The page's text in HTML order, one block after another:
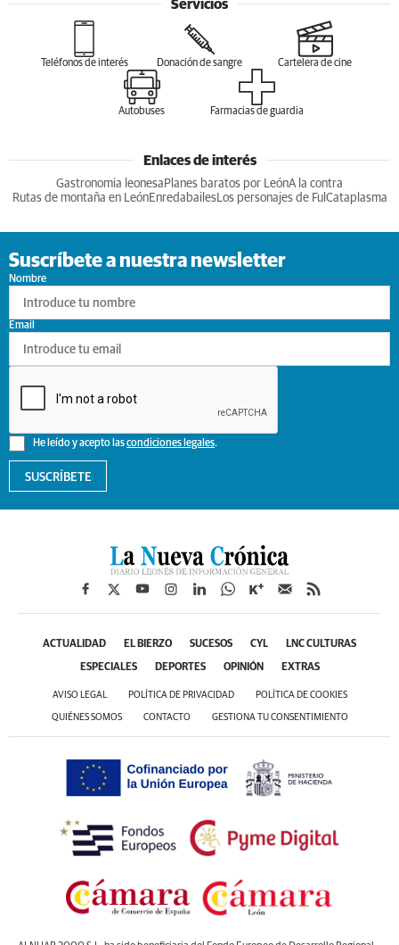
Servicios
Teléfonos de interés Donación de sangre Cartelera de cine
Autobuses Farmacias de guardia
Enlaces de interés
Gastronomia leonesa Planes baratos por LeónA la contra
Rutas de montaña en LeónEnredabailesLos personajes de Ful Cataplasma
Suscríbete a nuestra newsletter
Nombre
He leído y acepto lascondiciones legales.
Email
SUSCRÍBETE
ACTUALIDAD EL BIERZO SUCESOS CYL LNC CULTURAS
ESPECIALES DEPORTES OPINIÓN EXTRAS
AVISO LEGAL POLÍTICA DE PRIVACIDAD POLÍTICA DE COOKIES
QUIÉNES SOMOS CONTACTO GESTIONA TU CONSENTIMIENTO